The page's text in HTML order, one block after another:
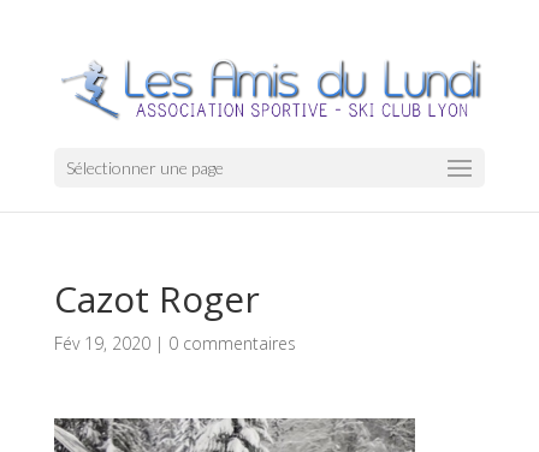
Sélectionner une page
Cazot Roger
Fév 19, 2020| 0 commentaires